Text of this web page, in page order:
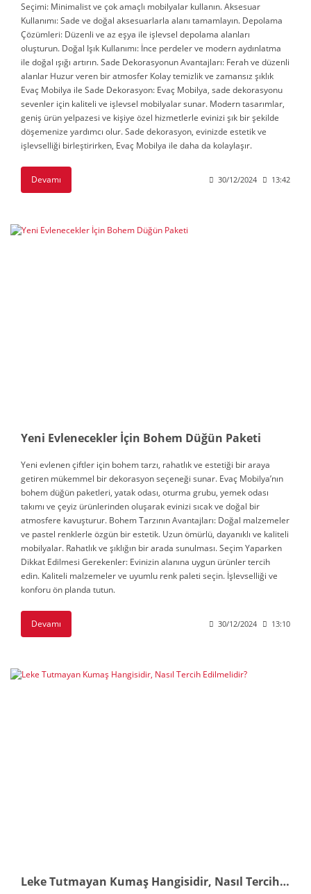
Seçimi: Minimalist ve çok amaçlı mobilyalar kullanın. Aksesuar
Kullanımı: Sade ve doğal aksesuarlarla alanı tamamlayın. Depolama
Çözümleri: Düzenli ve az eşya ile işlevsel depolama alanları
oluşturun. Doğal Işık Kullanımı: İnce perdeler ve modern aydınlatma
ile doğal ışığı artırın. Sade Dekorasyonun Avantajları: Ferah ve düzenli
alanlar Huzur veren bir atmosfer Kolay temizlik ve zamansız şıklık
Evaç Mobilya ile Sade Dekorasyon: Evaç Mobilya, sade dekorasyonu
sevenler için kaliteli ve işlevsel mobilyalar sunar. Modern tasarımlar,
geniş ürün yelpazesi ve kişiye özel hizmetlerle evinizi şık bir şekilde
döşemenize yardımcı olur. Sade dekorasyon, evinizde estetik ve
işlevselliği birleştirirken, Evaç Mobilya ile daha da kolaylaşır.
Devamı 30/12/2024 13:42
Yeni Evlenecekler İçin Bohem Düğün Paketi
Yeni evlenen çiftler için bohem tarzı, rahatlık ve estetiği bir araya
getiren mükemmel bir dekorasyon seçeneği sunar. Evaç Mobilya’nın
bohem düğün paketleri, yatak odası, oturma grubu, yemek odası
takımı ve çeyiz ürünlerinden oluşarak evinizi sıcak ve doğal bir
atmosfere kavuşturur. Bohem Tarzının Avantajları: Doğal malzemeler
ve pastel renklerle özgün bir estetik. Uzun ömürlü, dayanıklı ve kaliteli
mobilyalar. Rahatlık ve şıklığın bir arada sunulması. Seçim Yaparken
Dikkat Edilmesi Gerekenler: Evinizin alanına uygun ürünler tercih
edin. Kaliteli malzemeler ve uyumlu renk paleti seçin. İşlevselliği ve
konforu ön planda tutun.
Devamı 30/12/2024 13:10
Leke Tutmayan Kumaş Hangisidir, Nasıl Tercih Edilmelidir?